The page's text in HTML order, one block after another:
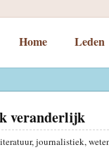
Home Leden
veranderlijk
journalistiek,